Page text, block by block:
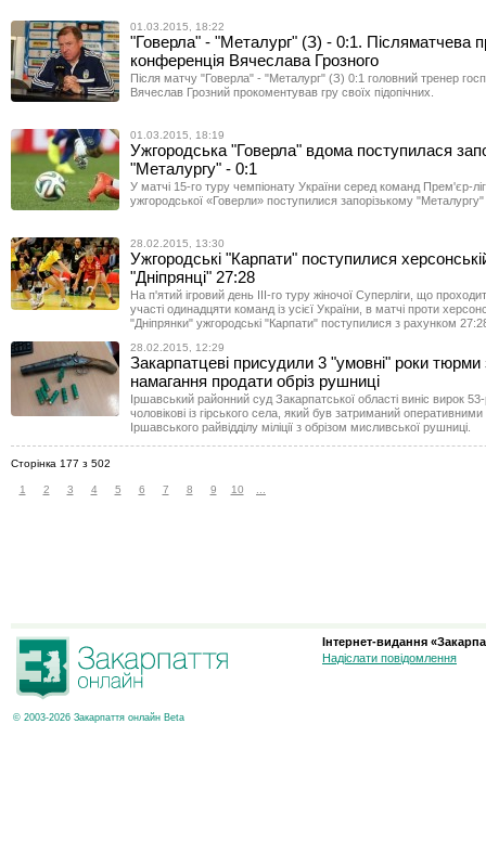
01.03.2015, 18:22
"Говерла" - "Металург" (З) - 0:1. Післяматчева
конференція Вячеслава Грозного
Після матчу "Говерла" - "Металург" (З) 0:1 головний тренер
Вячеслав Грозний прокоментував гру своїх підопічних.
01.03.2015, 18:19
Ужгородська "Говерла" вдома поступилася
"Металургу" - 0:1
У матчі 15-го туру чемпіонату України серед команд Прем'єр-
ужгородської «Говерли» поступилися запорізькому
28.02.2015, 13:30
Ужгородські "Карпати" поступилися
"Дніпрянці" 27:28
На п'ятий ігровий день ІІІ-го туру жіночої Суперліги, що
участі одинадцяти команд із усієї України, в матчі проти
"Дніпрянки" ужгородські "Карпати" поступилися з рахунком
28.02.2015, 12:29
Закарпатцеві присудили 3 "умовні" роки тюрми
намагання продати обріз рушниці
Іршавський районний суд Закарпатської області виніс вирок
чоловікові із гірського села, який був затриманий
Іршавського райвідділу міліції з обрізом мисливської рушниці.
Сторінка 177 з 502
1 2 3 4 5 6 7 8 9 10
© 2003-2026 Закарпаття онлайн Beta
Інтернет-видання
Надіслати повідомлення